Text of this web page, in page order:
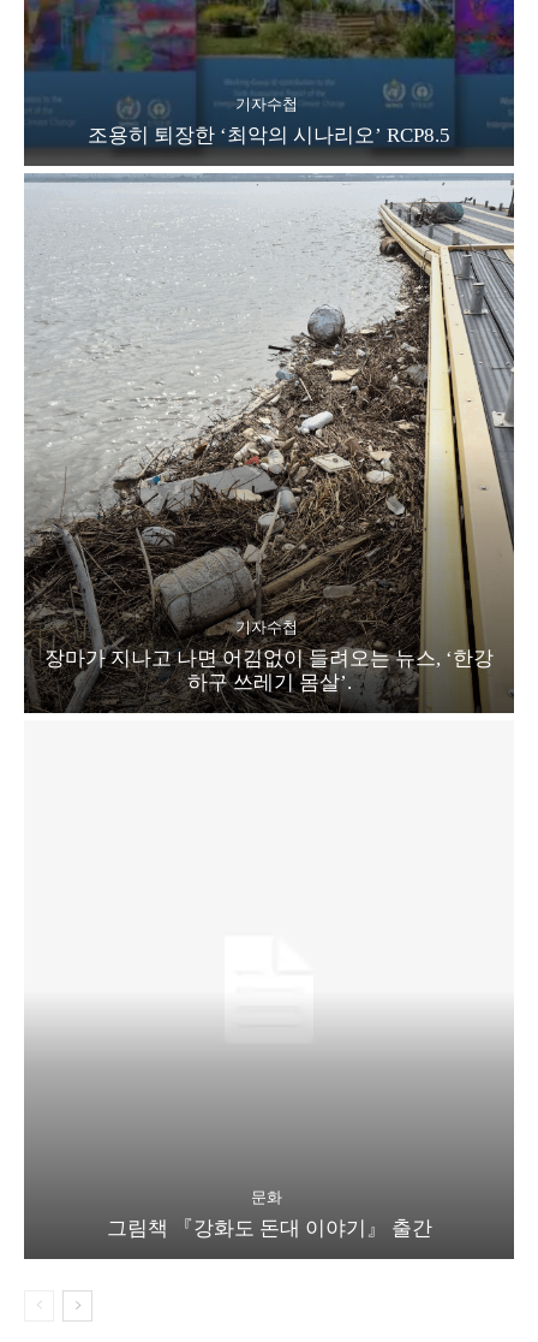
기자수첩
조용히 퇴장한 ‘최악의 시나리오’ RCP8.5
기자수첩
장마가 지나고 나면 어김없이 들려오는 뉴스, ‘한강
하구 쓰레기 몸살’.
문화
그림책 『강화도 돈대 이야기』 출간